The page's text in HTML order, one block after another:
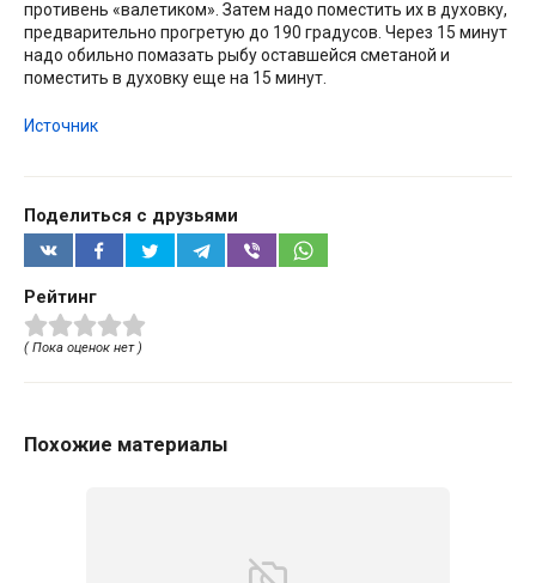
противень «валетиком». Затем надо поместить их в духовку,
предварительно прогретую до 190 градусов. Через 15 минут
надо обильно помазать рыбу оставшейся сметаной и
поместить в духовку еще на 15 минут.
Источник
Поделиться с друзьями
Рейтинг
( Пока оценок нет )
Похожие материалы